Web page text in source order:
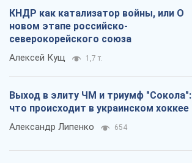
КНДР как катализатор войны, или О
новом этапе российско-
северокорейского союза
Алексей Кущ 1,7 т.
Выход в элиту ЧМ и триумф "Сокола":
что происходит в украинском хоккее
Александр Липенко 654